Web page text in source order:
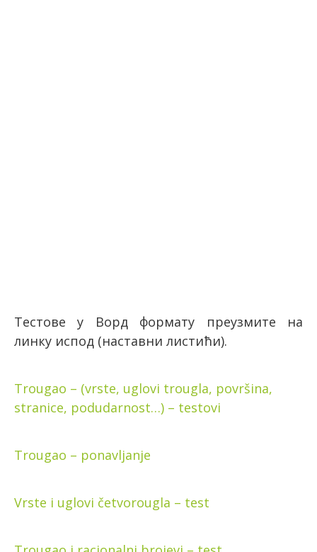
Тестове у Ворд формату преузмите на
линку испод (наставни листићи).
Trougao – (vrste, uglovi trougla, površina,
stranice, podudarnost…) – testovi
Trougao – ponavljanje
Vrste i uglovi četvorougla – test